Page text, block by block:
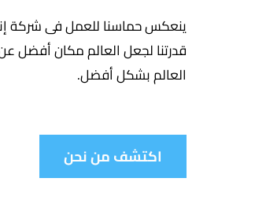
ينعكس حماسنا للعمل فى شركة
قدرتنا لجعل العالم مكان أفضل عن
العالم بشكل أفضل.
اكتشف من نحن